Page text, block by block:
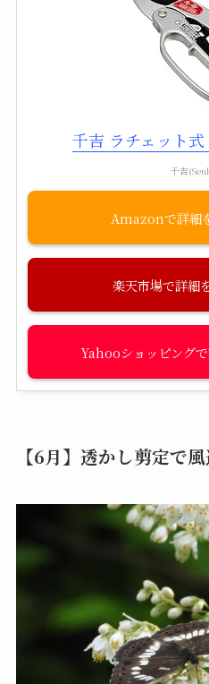
千吉 ラチェット
千吉
Amazon
楽天市場
Yahooショッピング
【6月】透かし剪定で